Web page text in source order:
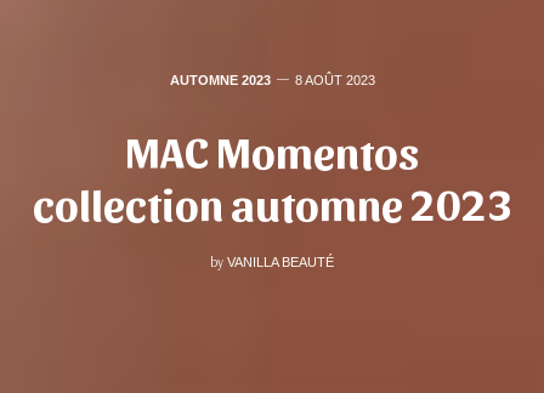
AUTOMNE 2023 8 AOÛT 2023
MAC Momentos
collection automne 2023
by VANILLA BEAUTÉ